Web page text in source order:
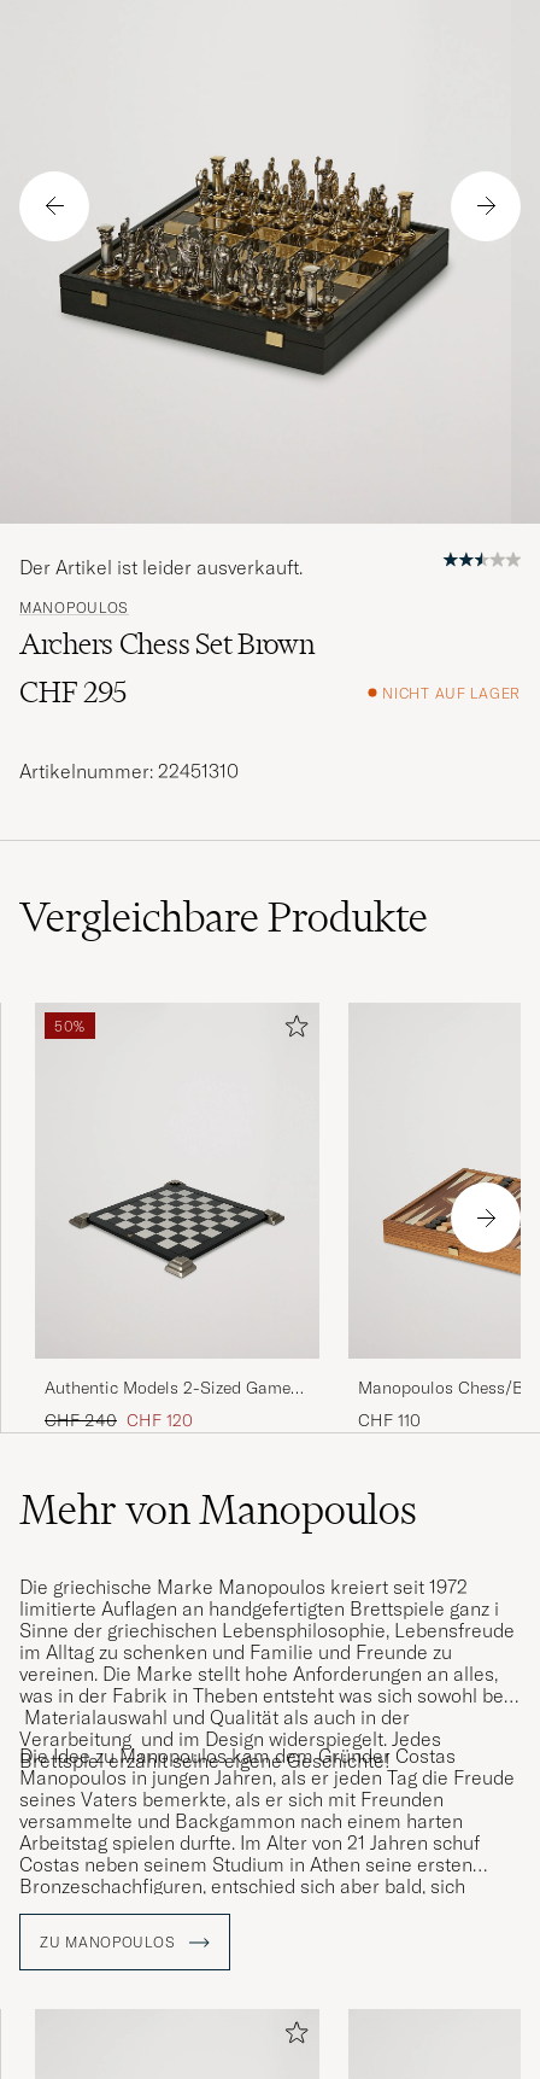
MANOPOULOS
Archers Chess Set Brown
CHF 295
NICHT AUF LAGER
Der Artikel ist leider ausverkauft.
Artikelnummer: 22451310
VergleichbareProdukte
50%
Authentic Models 2-Sized Game
Board Black
Regulärer Preis
CHF 240 Reduzierter Preis
CHF 120
Manopoulos Chess/
Combo Game
CHF 110
Mehr von Manopoulos
Die griechische Marke Manopoulos kreiert seit 1972
limitierte Auflagen an handgefertigten Brettspiele ganz i
Sinne der griechischen Lebensphilosophie, Lebensfreude
im Alltag zu schenken und Familie und Freunde zu
vereinen. Die Marke stellt hohe Anforderungen an alles,
was in der Fabrik in Theben entsteht was sich sowohl bei
Materialauswahl und Qualität als auch in der
Verarbeitung und im Design widerspiegelt. Jedes
Brettspiel erzählt seine eigene Geschichte!
Die Idee zu Manopoulos kam dem Gründer Costas
Manopoulos in jungen Jahren, als er jeden Tag die Freude
seines Vaters bemerkte, als er sich mit Freunden
versammelte und Backgammon nach einem harten
Arbeitstag spielen durfte. Im Alter von 21 Jahren schuf
Costas neben seinem Studium in Athen seine ersten
Bronzeschachfiguren, entschied sich aber bald, sich
seinem Hobby voll und ganz zu widmen.
ZU MANOPOULOS